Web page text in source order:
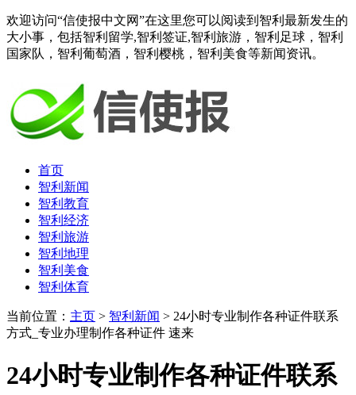
欢迎访问“信使报中文网”在这里您可以阅读到智利最新发生的
大小事，包括智利留学,智利签证,智利旅游，智利足球，智利
国家队，智利葡萄酒，智利樱桃，智利美食等新闻资讯。
首页
智利新闻
智利教育
智利经济
智利旅游
智利地理
智利美食
智利体育
当前位置： 主页 > 智利新闻 > 24小时专业制作各种证件联系
方式_专业办理制作各种证件 速来
24小时专业制作各种证件联系